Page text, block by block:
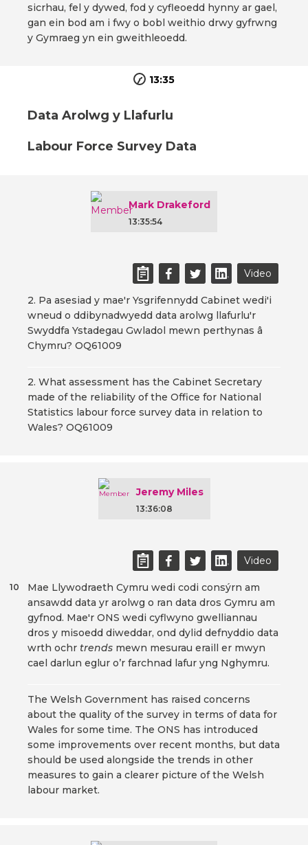
sicrhau, fel y dywed, fod y cyfleoedd hynny ar gael,
gan ein bod am i fwy o bobl weithio drwy gyfrwng
y Gymraeg yn ein gweithleoedd.
13:35
Data Arolwg y Llafurlu
Labour Force Survey Data
Mark Drakeford
13:35:54
Video
2. Pa asesiad y mae'r Ysgrifennydd Cabinet wedi'i
wneud o ddibynadwyedd data arolwg llafurlu'r
Swyddfa Ystadegau Gwladol mewn perthynas â
Chymru? OQ61009
2. What assessment has the Cabinet Secretary
made of the reliability of the Office for National
Statistics labour force survey data in relation to
Wales? OQ61009
Jeremy Miles
13:36:08
Video
Mae Llywodraeth Cymru wedi codi consýrn am
ansawdd data yr arolwg o ran data dros Gymru am
gyfnod. Mae'r ONS wedi cyflwyno gwelliannau
dros y misoedd diweddar, ond dylid defnyddio data
wrth ochr trends mewn mesurau eraill er mwyn
cael darlun eglur o’r farchnad lafur yng Nghymru.
10
The Welsh Government has raised concerns
about the quality of the survey in terms of data for
Wales for some time. The ONS has introduced
some improvements over recent months, but data
should be used alongside the trends in other
measures to gain a clearer picture of the Welsh
labour market.